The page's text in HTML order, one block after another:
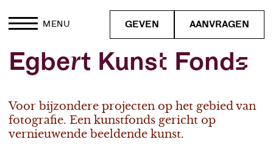
GEVEN AANVRAGEN
MENU
Egbert Kunst Fonds
Voor bijzondere projecten op het gebied van
fotografie. Een kunstfonds gericht op
vernieuwende beeldende kunst.